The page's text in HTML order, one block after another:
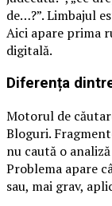
de…?”. Limbajul
Aici apare prima
digitală.
Diferența
Motorul de
Bloguri.
nu caută o
Problema apare
sau, mai grav,